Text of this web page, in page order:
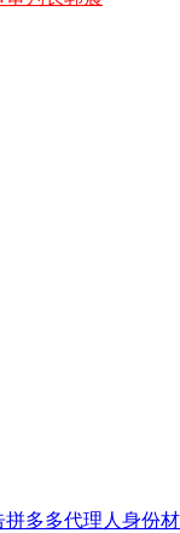
多多代理人身份